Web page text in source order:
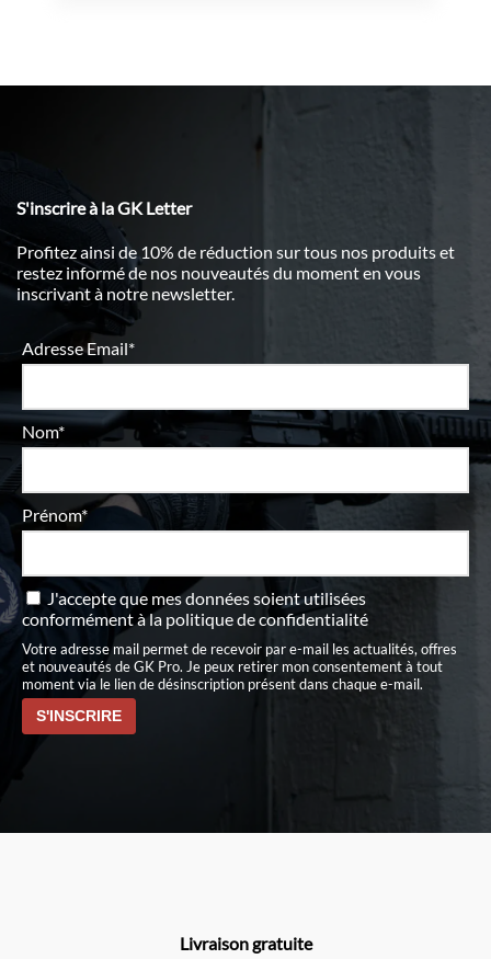
S'inscrire à la GK Letter
Profitez ainsi de 10% de réduction sur tous nos produits et
restez informé de nos nouveautés du moment en vous
inscrivant à notre newsletter.
Adresse Email*
Nom*
Prénom*
J'accepte que mes données soient utilisées
conformément àla politique de confidentialité
Votre adresse mail permet de recevoir par e-mail les actualités, offres
et nouveautés de GK Pro. Je peux retirer mon consentement à tout
moment via le lien de désinscription présent dans chaque e-mail.
Livraison gratuite